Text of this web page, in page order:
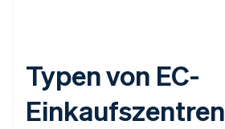
Typen von EC-
Einkaufszentren